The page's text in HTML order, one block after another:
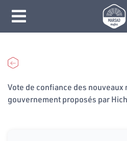
Vote de confiance des nouveaux
gouvernement proposés par